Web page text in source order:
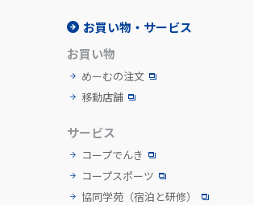
お買い物・サービス
お買い物
めーむの注文
移動店舗
サービス
コープでんき
コープスポーツ
協同学苑 （宿泊と研修）